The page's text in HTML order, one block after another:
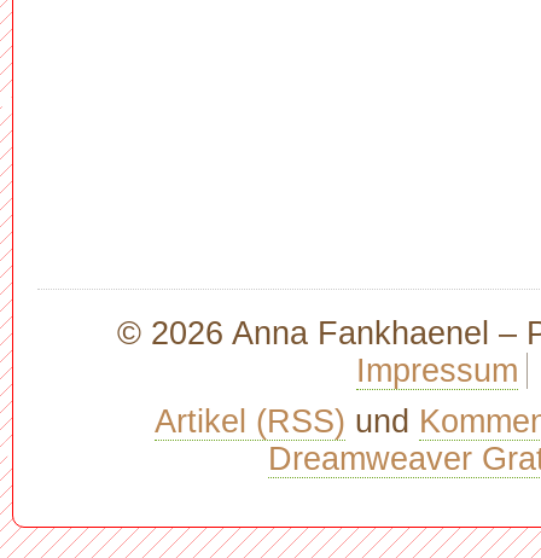
© 2026 Anna Fankhaenel –
Impressum
Artikel (RSS) und
Dreamweaver